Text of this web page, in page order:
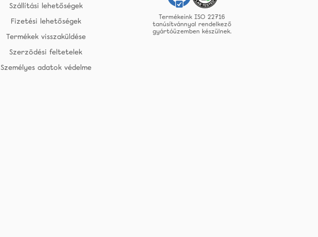
Szállítási lehetőségek
Fizetési lehetőségek
Termékek visszaküldése
Szerzödési feltetelek
Személyes adatok védelme
Termékeink ISO 22716
tanúsítvánnyal rendelkező
gyártóüzemben készülnek.